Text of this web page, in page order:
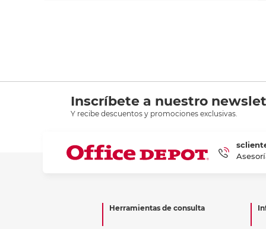
Inscríbete a nuestro
Y recibe descuentos y promociones exclusivas.
Herramientas de consulta